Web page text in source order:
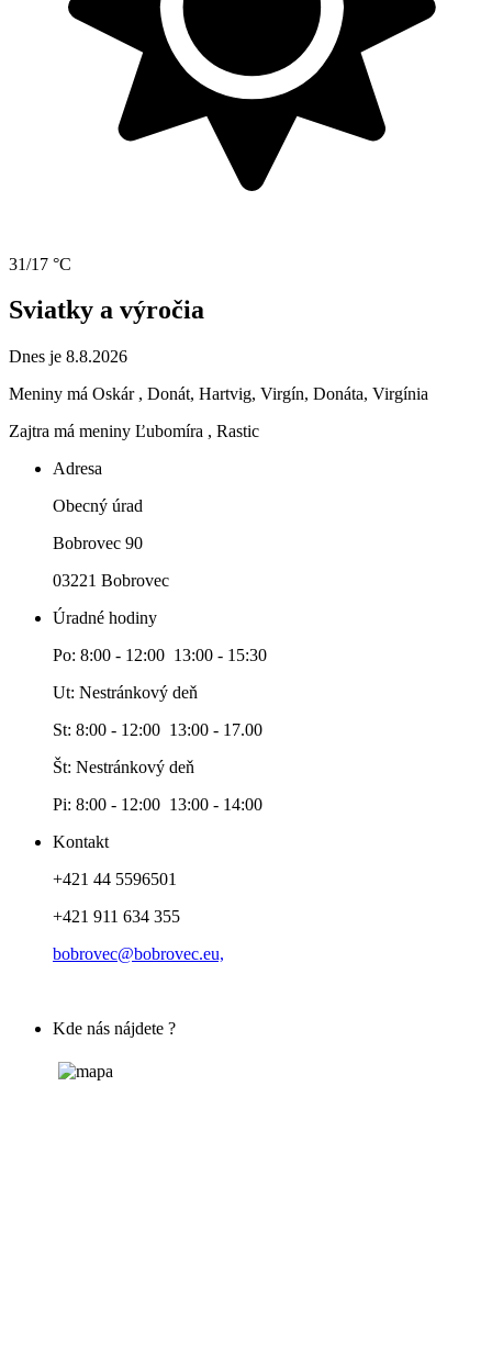
31/17 °C
Sviatky a výročia
Dnes je 8.8.2026
Meniny má Oskár , Donát, Hartvig, Virgín, Donáta, Virgínia
Zajtra má meniny Ľubomíra , Rastic
Adresa
Obecný úrad
Bobrovec 90
03221 Bobrovec
Úradné hodiny
Po: 8:00 - 12:00 13:00 - 15:30
Ut: Nestránkový deň
St: 8:00 - 12:00 13:00 - 17.00
Št: Nestránkový deň
Pi: 8:00 - 12:00 13:00 - 14:00
Kontakt
+421 44 5596501
+421 911 634 355
bobrovec@bobrovec.eu,
Kde nás nájdete ?